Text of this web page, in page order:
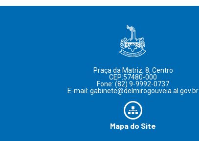
Praça da Matriz, 8, Centro
CEP:57480-000
Fone: (82) 9-9992-0737
E-mail: gabinete@delmirogouveia.al.gov.br
Mapa do Site